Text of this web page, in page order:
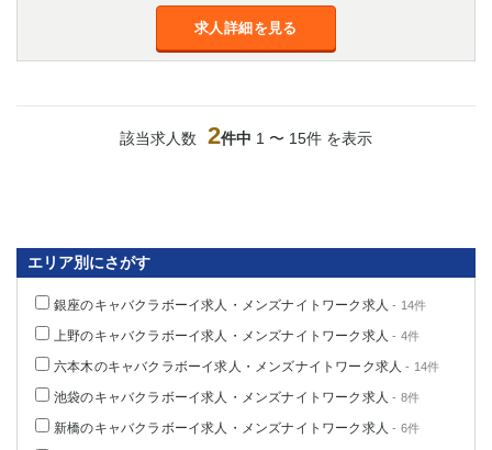
求人詳細を見る
該当求人数 2件中 1 〜 15件 を表示
エリア別にさがす
銀座のキャバクラボーイ求人・メンズナイトワーク求人 - 14件
上野のキャバクラボーイ求人・メンズナイトワーク求人 - 4件
六本木のキャバクラボーイ求人・メンズナイトワーク求人 - 14件
池袋のキャバクラボーイ求人・メンズナイトワーク求人 - 8件
新橋のキャバクラボーイ求人・メンズナイトワーク求人 - 6件
南越谷
獨協大学前＜草加松原＞
船橋
成田
千葉
西船橋
佐倉
八千代台
本八幡